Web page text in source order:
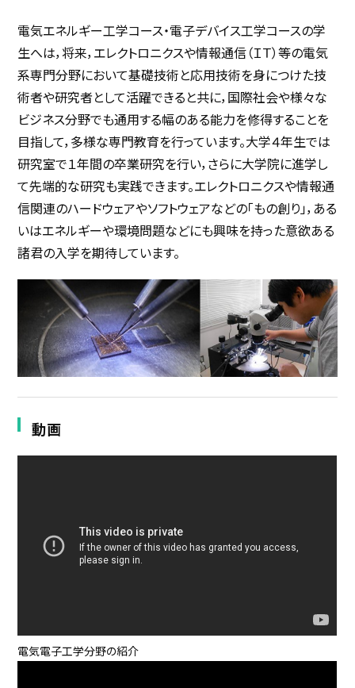
電気エネルギー工学コース・電子デバイス工学コースの学
生へは，将来，エレクトロニクスや情報通信（ＩＴ）等の電気
系専門分野において基礎技術と応用技術を身につけた技
術者や研究者として活躍できると共に，国際社会や様々な
ビジネス分野でも通用する幅のある能力を修得することを
目指して，多様な専門教育を行っています。大学４年生では
研究室で１年間の卒業研究を行い，さらに大学院に進学し
て先端的な研究も実践できます。エレクトロニクスや情報通
信関連のハードウェアやソフトウェアなどの「もの創り」，ある
いはエネルギーや環境問題などにも興味を持った意欲ある
諸君の入学を期待しています。
動画
電気電子工学分野の紹介